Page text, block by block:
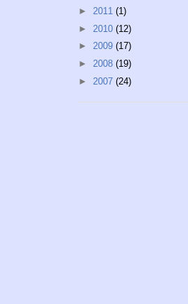
► 2011 (1)
► 2010 (12)
► 2009 (17)
► 2008 (19)
► 2007 (24)